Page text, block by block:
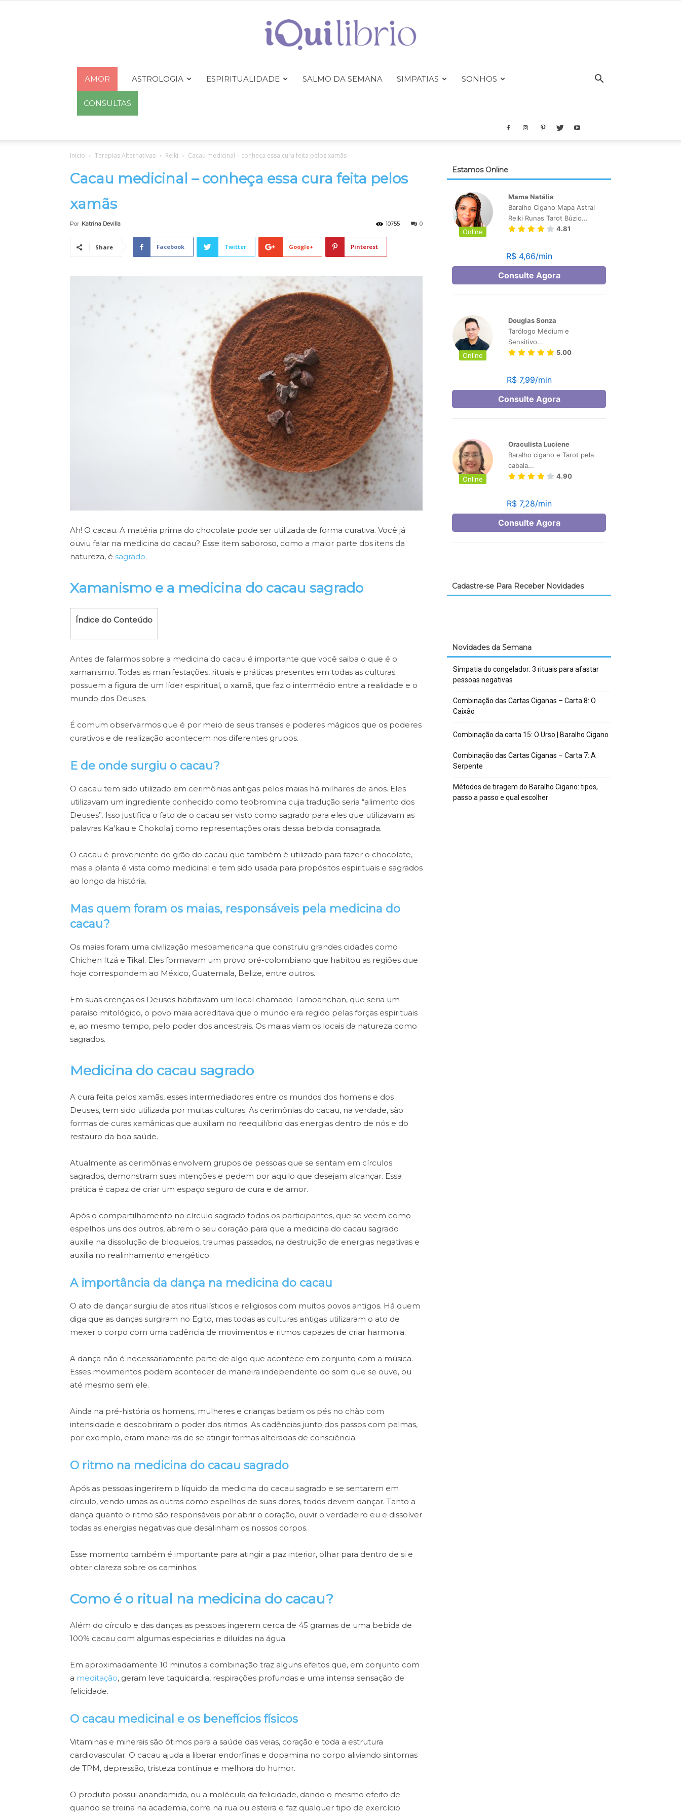
iQuilibrio
AMOR ASTROLOGIA ESPIRITUALIDADE SALMO DA SEMANA SIMPATIAS SONHOS
CONSULTAS
Início Terapias Alternativas Reiki Cacau medicinal – conheça essa cura feita pelos xamãs
Cacau medicinal – conheça essa cura feita pelos
xamãs
Por Katrina Devilla 0
10755
Share Facebook Twitter Google+ Pinterest
Ah! O cacau. A matéria prima do chocolate pode ser utilizada de forma curativa. Você já
ouviu falar na medicina do cacau? Esse item saboroso, como a maior parte dos itens da
natureza, é sagrado.
Xamanismo e a medicina do cacau sagrado
Índice do Conteúdo
Antes de falarmos sobre a medicina do cacau é importante que você saiba o que é o
xamanismo. Todas as manifestações, rituais e práticas presentes em todas as culturas
possuem a figura de um líder espiritual, o xamã, que faz o intermédio entre a realidade e o
mundo dos Deuses.
É comum observarmos que é por meio de seus transes e poderes mágicos que os poderes
curativos e de realização acontecem nos diferentes grupos.
E de onde surgiu o cacau?
O cacau tem sido utilizado em cerimônias antigas pelos maias há milhares de anos. Eles
utilizavam um ingrediente conhecido como teobromina cuja tradução seria “alimento dos
Deuses”. Isso justifica o fato de o cacau ser visto como sagrado para eles que utilizavam as
palavras Ka’kau e Chokola’j como representações orais dessa bebida consagrada.
O cacau é proveniente do grão do cacau que também é utilizado para fazer o chocolate,
mas a planta é vista como medicinal e tem sido usada para propósitos espirituais e sagrados
ao longo da história.
Mas quem foram os maias, responsáveis pela medicina do
cacau?
Os maias foram uma civilização mesoamericana que construiu grandes cidades como
Chichen Itzá e Tikal. Eles formavam um provo pré-colombiano que habitou as regiões que
hoje correspondem ao México, Guatemala, Belize, entre outros.
Em suas crenças os Deuses habitavam um local chamado Tamoanchan, que seria um
paraíso mitológico, o povo maia acreditava que o mundo era regido pelas forças espirituais
e, ao mesmo tempo, pelo poder dos ancestrais. Os maias viam os locais da natureza como
sagrados.
Medicina do cacau sagrado
A cura feita pelos xamãs, esses intermediadores entre os mundos dos homens e dos
Deuses, tem sido utilizada por muitas culturas. As cerimônias do cacau, na verdade, são
formas de curas xamânicas que auxiliam no reequilíbrio das energias dentro de nós e do
restauro da boa saúde.
Atualmente as cerimônias envolvem grupos de pessoas que se sentam em círculos
sagrados, demonstram suas intenções e pedem por aquilo que desejam alcançar. Essa
prática é capaz de criar um espaço seguro de cura e de amor.
Após o compartilhamento no círculo sagrado todos os participantes, que se veem como
espelhos uns dos outros, abrem o seu coração para que a medicina do cacau sagrado
auxilie na dissolução de bloqueios, traumas passados, na destruição de energias negativas e
auxilia no realinhamento energético.
A importância da dança na medicina do cacau
O ato de dançar surgiu de atos ritualísticos e religiosos com muitos povos antigos. Há quem
diga que as danças surgiram no Egito, mas todas as culturas antigas utilizaram o ato de
mexer o corpo com uma cadência de movimentos e ritmos capazes de criar harmonia.
A dança não é necessariamente parte de algo que acontece em conjunto com a música.
Esses movimentos podem acontecer de maneira independente do som que se ouve, ou
até mesmo sem ele.
Ainda na pré-história os homens, mulheres e crianças batiam os pés no chão com
intensidade e descobriram o poder dos ritmos. As cadências junto dos passos com palmas,
por exemplo, eram maneiras de se atingir formas alteradas de consciência.
O ritmo na medicina do cacau sagrado
Após as pessoas ingerirem o líquido da medicina do cacau sagrado e se sentarem em
círculo, vendo umas as outras como espelhos de suas dores, todos devem dançar. Tanto a
dança quanto o ritmo são responsáveis por abrir o coração, ouvir o verdadeiro eu e dissolver
todas as energias negativas que desalinham os nossos corpos.
Esse momento também é importante para atingir a paz interior, olhar para dentro de si e
obter clareza sobre os caminhos.
Como é o ritual na medicina do cacau?
Além do círculo e das danças as pessoas ingerem cerca de 45 gramas de uma bebida de
100% cacau com algumas especiarias e diluídas na água.
Em aproximadamente 10 minutos a combinação traz alguns efeitos que, em conjunto com
a meditação, geram leve taquicardia, respirações profundas e uma intensa sensação de
felicidade.
O cacau medicinal e os benefícios físicos
Vitaminas e minerais são ótimos para a saúde das veias, coração e toda a estrutura
cardiovascular. O cacau ajuda a liberar endorfinas e dopamina no corpo aliviando sintomas
de TPM, depressão, tristeza contínua e melhora do humor.
O produto possui anandamida, ou a molécula da felicidade, dando o mesmo efeito de
quando se treina na academia, corre na rua ou esteira e faz qualquer tipo de exercício
Estamos Online
Cadastre-se Para Receber Novidades
Novidades da Semana
Simpatia do congelador: 3 rituais para afastar
pessoas negativas
Combinação das Cartas Ciganas – Carta 8: O
Caixão
Combinação da carta 15: O Urso | Baralho Cigano
Combinação das Cartas Ciganas – Carta 7: A
Serpente
Métodos de tiragem do Baralho Cigano: tipos,
passo a passo e qual escolher